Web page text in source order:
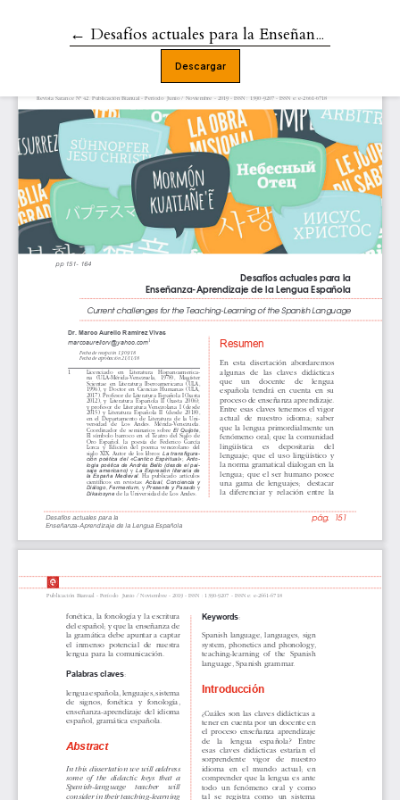
← Volver a los detalles del artículo
Desafíos actuales para la Enseñanza-Aprendizaje de la Lengua Española
Descargar